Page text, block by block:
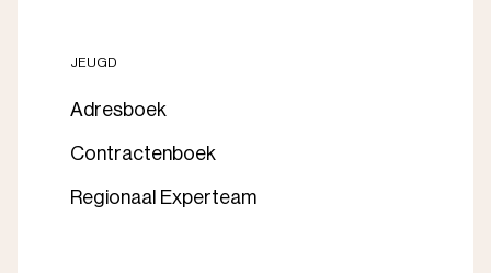
JEUGD
Adresboek
Contractenboek
Regionaal Experteam